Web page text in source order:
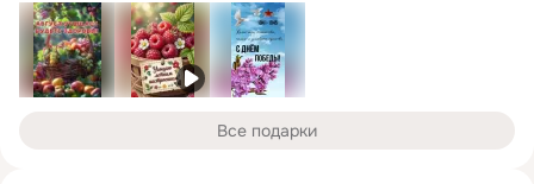
Все подарки